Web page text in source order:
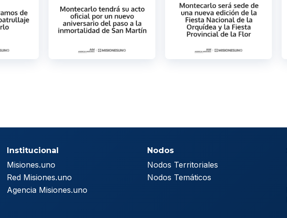
Institucional
Misiones.uno
Red Misiones.uno
Agencia Misiones.uno
Nodos
Nodos Territoriales
Nodos Temáticos